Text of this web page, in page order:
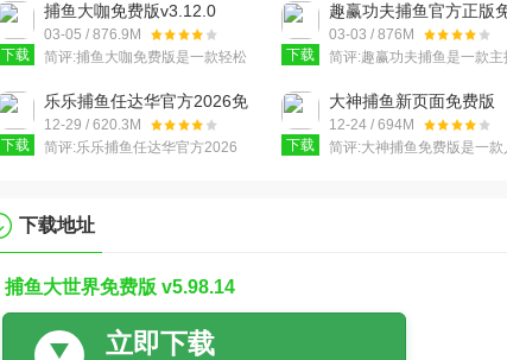
下载
捕鱼大咖免费版v3.12.0
03-05 / 876.9M
简评:捕鱼大咖免费版是一款轻松
秘境，山海传说，逐鹿群雄，瑶
池仙宫等特色主题渔场
下载
趣赢功夫捕鱼官方正版
版v3.12.0
03-03 / 876M
简评:趣赢功夫捕鱼是一款主
闲竞技捕鱼手游，整体体验
十足、爽感拉满，凭借
下载
乐乐捕鱼任达华官方2026免
费版v5.5.9.1385最新版
12-29 / 620.3M
简评:乐乐捕鱼任达华官方2026
下载
大神捕鱼新页面免费版
v10.2.0.0
12-24 / 694M
简评:大神捕鱼免费版是一款
下载地址
捕鱼大世界免费版 v5.98.14
立即下载